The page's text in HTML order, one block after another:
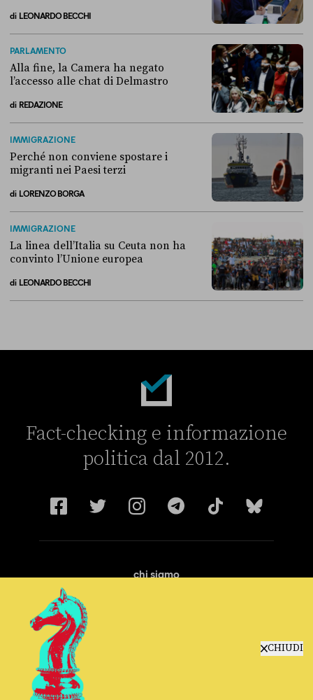
CHIUDI
di LEONARDO BECCHI
PARLAMENTO
Alla fine, la Camera ha negato
l’accesso alle chat di Delmastro
di REDAZIONE
IMMIGRAZIONE
Perché non conviene spostare i
migranti nei Paesi terzi
di LORENZO BORGA
IMMIGRAZIONE
La linea dell’Italia su Ceuta non ha
convinto l’Unione europea
di LEONARDO BECCHI
Fact-checking e informazione
politica dal 2012.
chi siamo